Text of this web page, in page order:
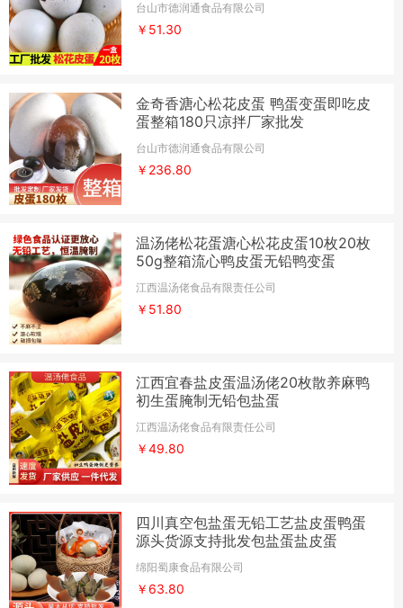
台山市德润通食品有限公司
￥51.30
金奇香溏心松花皮蛋 鸭蛋变蛋即吃皮
蛋整箱180只凉拌厂家批发
台山市德润通食品有限公司
￥236.80
温汤佬松花蛋溏心松花皮蛋10枚20枚
50g整箱流心鸭皮蛋无铅鸭变蛋
江西温汤佬食品有限责任公司
￥51.80
江西宜春盐皮蛋温汤佬20枚散养麻鸭
初生蛋腌制无铅包盐蛋
江西温汤佬食品有限责任公司
￥49.80
四川真空包盐蛋无铅工艺盐皮蛋鸭蛋
源头货源支持批发包盐蛋盐皮蛋
绵阳蜀康食品有限公司
￥63.80